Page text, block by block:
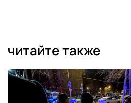
читайте также